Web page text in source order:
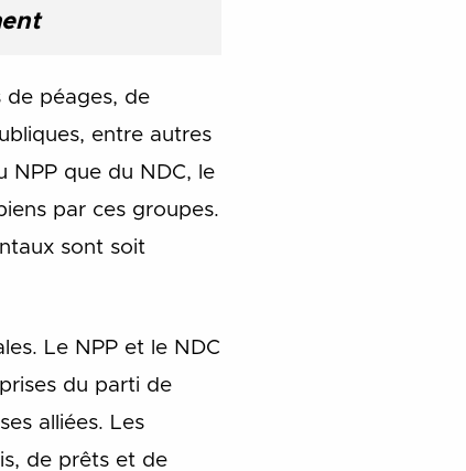
de péages, de
entre autres
NPP que du NDC, le
par ces groupes.
sont soit
Le NPP et le NDC
du parti de
alliées. Les
de prêts et de